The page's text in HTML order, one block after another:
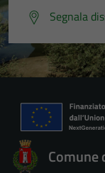
Segnala
Comune